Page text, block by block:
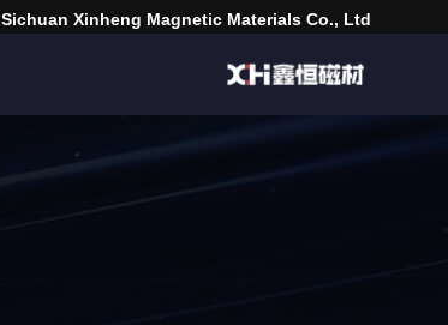
Sichuan Xinheng Magnetic Materials Co., Ltd